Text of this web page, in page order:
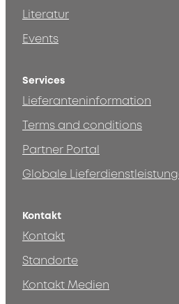
Literatur
Events
Services
Lieferanteninformation
Terms and conditions
Partner Portal
Globale
Kontakt
Kontakt
Standorte
Kontakt Medien